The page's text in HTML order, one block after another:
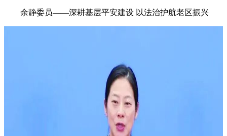
余静委员——深耕基层平安建设 以法治护航老区振兴